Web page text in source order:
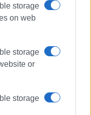
storage
on web
storage
or
storage